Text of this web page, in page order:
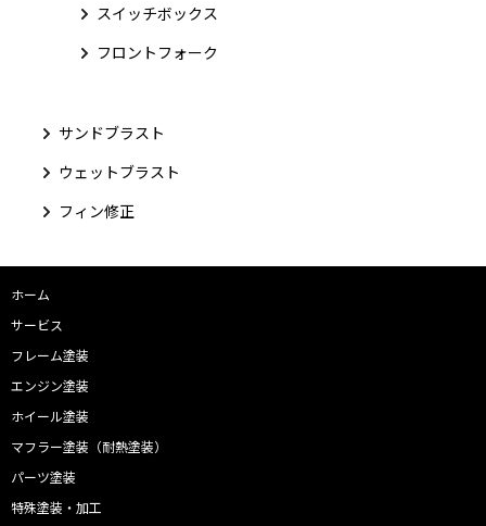
スイッチボックス
フロントフォーク
サンドブラスト
ウェットブラスト
フィン修正
ホーム
サービス
フレーム塗装
エンジン塗装
ホイール塗装
マフラー塗装（耐熱塗装）
パーツ塗装
特殊塗装・加工